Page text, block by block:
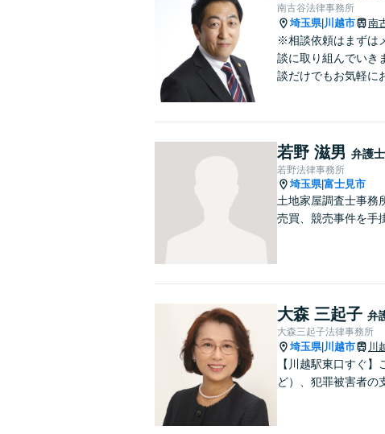
南古谷法律事務所
埼玉県| 川越市 南
※相談依頼はまずは
談に取り組んでいき
談だけでもお気軽に
若野 滋男 弁護士
若野法律事務所
埼玉県|富士見市
土地家屋調査士事務
売買、競売事件を手
大森 三起子 弁
大森三起子法律事務所
埼玉県| 川越市 川
【川越駅東口すぐ
ど）、犯罪被害者の